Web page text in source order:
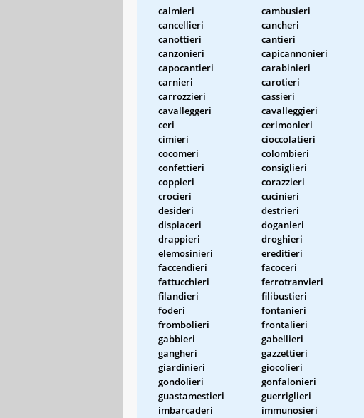
calmieri
cambusieri
cancellieri
cancheri
canottieri
cantieri
canzonieri
capicannonieri
capocantieri
carabinieri
carnieri
carotieri
carrozzieri
cassieri
cavalleggeri
cavalleggieri
ceri
cerimonieri
cimieri
cioccolatieri
cocomeri
colombieri
confettieri
consiglieri
coppieri
corazzieri
crocieri
cucinieri
desideri
destrieri
dispiaceri
doganieri
drappieri
droghieri
elemosinieri
ereditieri
faccendieri
facoceri
fattucchieri
ferrotranvieri
filandieri
filibustieri
foderi
fontanieri
frombolieri
frontalieri
gabbieri
gabellieri
gangheri
gazzettieri
giardinieri
giocolieri
gondolieri
gonfalonieri
guastamestieri
guerriglieri
imbarcaderi
immunosieri